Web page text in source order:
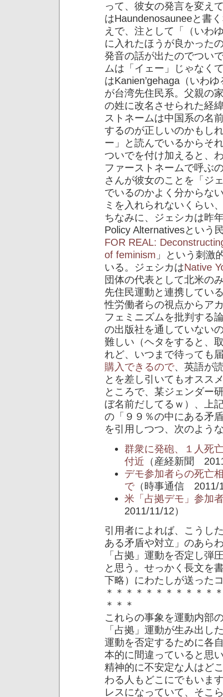
って、彼女の発言を変え
はHaundenosauneeと書
えで、注として「（いわ
に入れたほうが良かった
発音の話が出たのでつい
ムは「イェー」じゃなく
はKanien’gehaga（いわ
が台湾先住民系。父親の
の姓に改名させられた経
ストネームは中国系の名
するのが正しいのかもし
ー」と読んでいるからそ
ついでを付け加えると、
ファーストネームで呼ぶ
さんが彼女のことを「ジ
でいるのかよく分からな
ミを入れられないくらい
ちなみに、ジェシカは昨
Policy Alternativesという
FOR REAL:
of feminism 」という刺激
いる。ジェシカはNative
団体の代表として北米の
先住民運動と連携してい
性労働者らの視点からア
フェミニズムを批判する
の出版社を通していない
難しい（ヘタをすると、
れど、いつまで待っても
購入できるので、英語が
とを差し引いてもオスス
ところで、某ジェンダー
ぼ名前だしてるｗ）、上
の「９９％の中にある矛
を引用しつつ、次のよう
群衆に発砲、１人死
付近 （産経新聞
デモ参加者らの死亡
で（時事通信 2011/
米「占拠デモ」参加
2011/11/12）
引用者によれば、こうし
ある矛盾や対立」のあら
「占拠」運動を否定し弾
と思う。せっかく長文を
下略）にわたしが送った
＊＊＊＊＊＊＊＊＊＊＊
＊＊＊
これらの事象を運動内部
「占拠」運動が生み出し
運動を否定するために各
本的に間違っていると思
精神的に不安定な人はど
わる人もどこにでもいま
レスになっていて、そこ